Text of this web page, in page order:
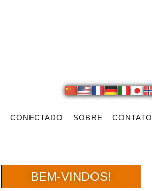
CONECTADO SOBRE CONTATO
BEM-VINDOS!